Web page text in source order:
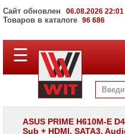
Сайт обновлен 06.08.2026 22:01
Товаров в каталоге 96 686
ПОЛНЫЙ
КАТАЛОГ
Корпоративные
серверы
WIT
☰
ASUS PRIME H610M-E
Sub + HDMI, SATA3,